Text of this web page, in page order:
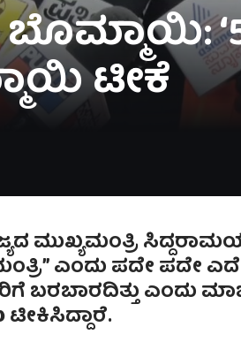
ಟೀಕೆ
ಮುಖ್ಯಮಂತ್ರಿ
ಎಂದು ಪದೇ ಪದೇ ಎದೆ
ಬರಬಾರದಿತ್ತು ಎಂದು